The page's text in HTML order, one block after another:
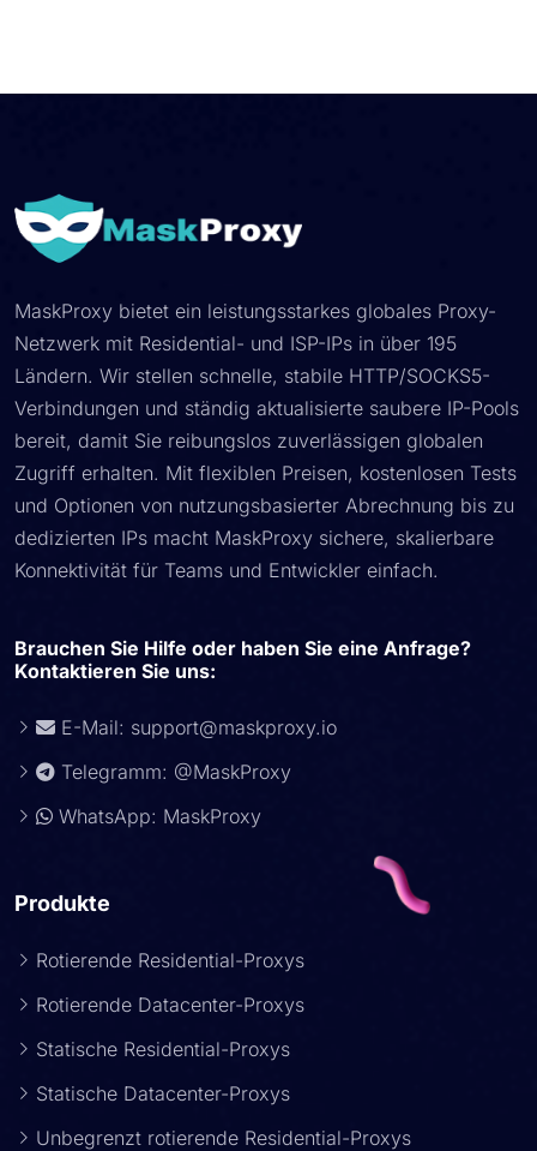
MaskProxy bietet ein leistungsstarkes globales Proxy-
Netzwerk mit Residential- und ISP-IPs in über 195
Ländern. Wir stellen schnelle, stabile HTTP/SOCKS5-
Verbindungen und ständig aktualisierte saubere IP-Pools
bereit, damit Sie reibungslos zuverlässigen globalen
Zugriff erhalten. Mit flexiblen Preisen, kostenlosen Tests
und Optionen von nutzungsbasierter Abrechnung bis zu
dedizierten IPs macht MaskProxy sichere, skalierbare
Konnektivität für Teams und Entwickler einfach.
Brauchen Sie Hilfe oder haben Sie eine Anfrage?
Kontaktieren Sie uns:
E-Mail: support@maskproxy.io
Telegramm: @MaskProxy
WhatsApp: MaskProxy
Produkte
Rotierende Residential-Proxys
Rotierende Datacenter-Proxys
Statische Residential-Proxys
Statische Datacenter-Proxys
Unbegrenzt rotierende Residential-Proxys